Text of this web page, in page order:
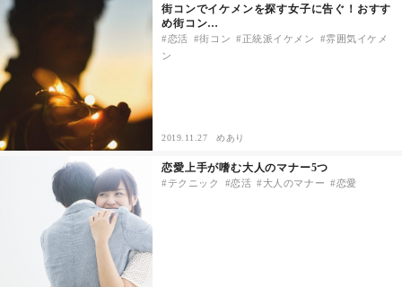
マッチングアプリ
結婚相談所
あるある
ドキドキ
仕事とキャリア
街コンでイケメンを探す女子に告ぐ！おすす
め街コン…
恋活 街コン 正統派イケメン
雰囲気イケメ
ン
2019.11.27 めあり
恋愛上手が嗜む大人のマナー5つ
テクニック 恋活 大人のマナー 恋愛